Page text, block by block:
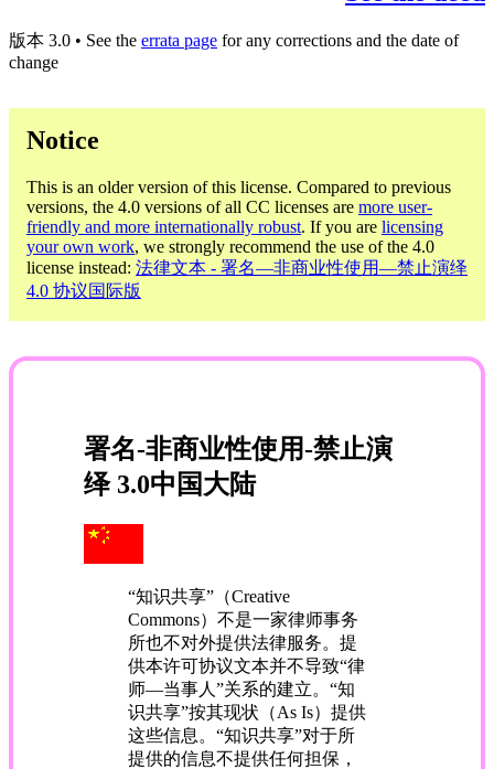
版本 3.0 • See the errata page for any corrections and the date of
change
Notice
This is an older version of this license. Compared to previous
versions, the 4.0 versions of all CC licenses are more user-
friendly and more internationally robust. If you are licensing
your own work, we strongly recommend the use of the 4.0
license instead: 法律文本 - 署名—非商业性使用—禁止演绎
4.0 协议国际版
署名-非商业性使用-禁止演
绎 3.0中国大陆
“知识共享”（Creative
Commons）不是一家律师事务
所也不对外提供法律服务。提
供本许可协议文本并不导致“律
师—当事人”关系的建立。“知
识共享”按其现状（As Is）提供
这些信息。“知识共享”对于所
提供的信息不提供任何担保，